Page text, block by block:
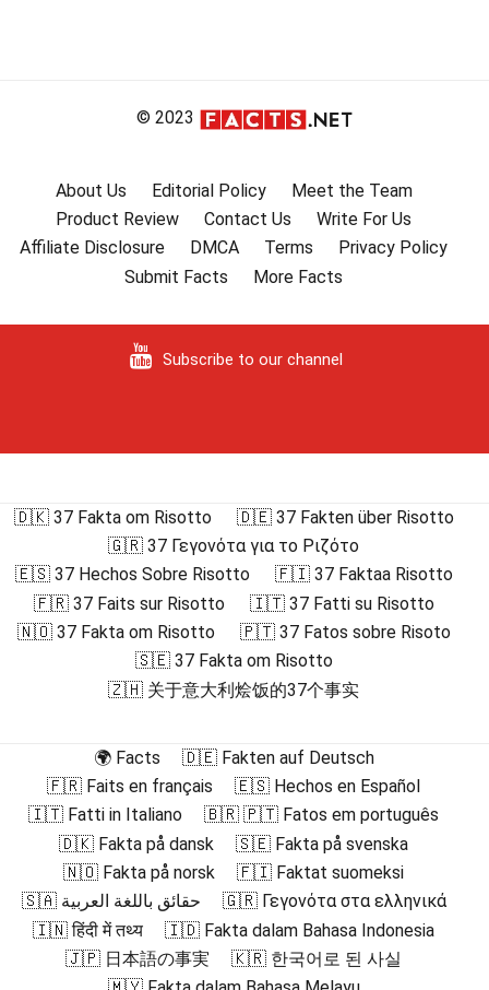
© 2023
About Us Editorial Policy
Meet the Team
Product Review
Contact Us
Write For Us
Affiliate Disclosure
DMCA Terms
Privacy Policy
Submit Facts
More Facts
Subscribe to our channel
🇩🇰 37 Fakta om Risotto
🇩🇪 37 Fakten über Risotto
🇬🇷 37 Γεγονότα για το Ριζότο
🇪🇸 37 Hechos Sobre Risotto
🇫🇮 37 Faktaa Risotto
🇫🇷 37 Faits sur Risotto
🇮🇹 37 Fatti su Risotto
🇳🇴 37 Fakta om Risotto
🇵🇹 37 Fatos sobre Risoto
🇸🇪 37 Fakta om Risotto
🇿🇭 关于意大利烩饭的37个事实
🌍 Facts
🇩🇪 Fakten auf Deutsch
🇫🇷 Faits en français
🇪🇸 Hechos en Español
🇮🇹 Fatti in Italiano
🇧🇷 🇵🇹 Fatos em português
🇩🇰 Fakta på dansk
🇸🇪 Fakta på svenska
🇳🇴 Fakta på norsk
🇫🇮 Faktat suomeksi
🇸🇦 حقائق باللغة العربية
🇬🇷 Γεγονότα στα ελληνικά
🇮🇳 हिंदी में तथ्य
🇮🇩 Fakta dalam Bahasa Indonesia
🇯🇵 日本語の事実
🇰🇷 한국어로 된 사실